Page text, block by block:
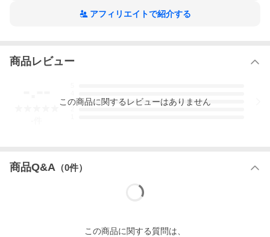
アフィリエイトで紹介する
商品レビュー
3
この商品に関するレビューはありません
商品Q&A （0件）
この商品に関する質問は、